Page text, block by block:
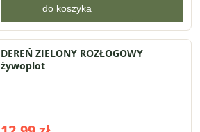
do koszyka
DEREŃ ZIELONY ROZŁOGOWY
żywoplot